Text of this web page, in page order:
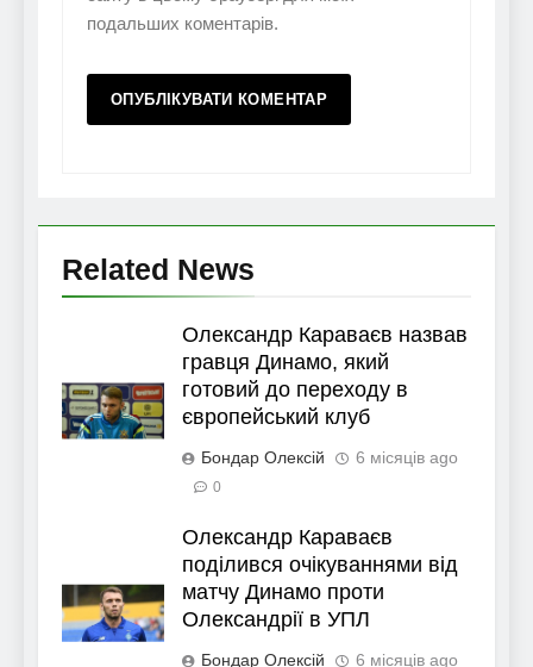
подальших коментарів.
Related News
Олександр Караваєв назвав
гравця Динамо, який
готовий до переходу в
європейський клуб
Бондар Олексій 6 місяців ago
0
Олександр Караваєв
поділився очікуваннями від
матчу Динамо проти
Олександрії в УПЛ
Бондар Олексій 6 місяців ago